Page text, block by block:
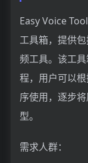
Easy Voice
工具箱，提供
频工具。该工
程，用户可以
序使用，逐步
型。
需求人群：